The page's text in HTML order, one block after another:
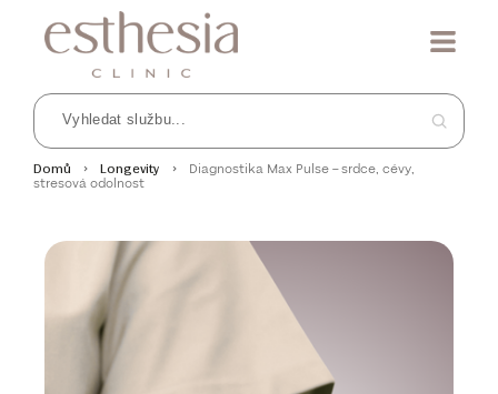
Domů Longevity Diagnostika Max Pulse – srdce, cévy,
stresová odolnost